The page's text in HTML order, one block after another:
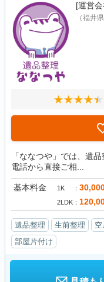
[運営
（福井
「ななつや」では、遺
電話から直接ご相...
基本料金 1K
2LDK
遺品整理 生前整理 空
部屋片付け